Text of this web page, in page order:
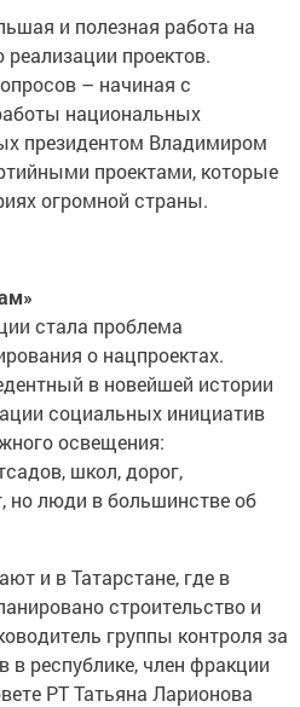
и полезная работа на
проектов.
– начиная с
национальных
президентом Владимиром
проектами, которые
огромной страны.
стала проблема
о нацпроектах.
в новейшей истории
социальных инициатив
освещения:
школ, дорог,
но люди в большинстве об
и в Татарстане, где в
строительство и
группы контроля за
в республике, член фракции
РТ Татьяна Ларионова